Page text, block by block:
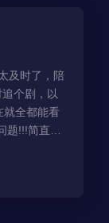
及时了，陪
个剧，以
就全都能看
!!!简直救